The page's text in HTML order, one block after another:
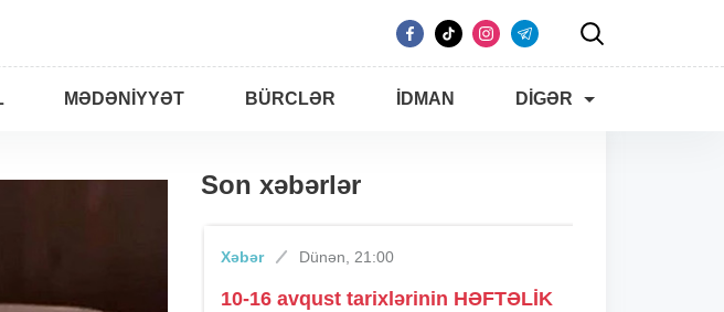
MƏDƏNIYYƏT BÜRCLƏR İDMAN DIGƏR
Son xəbərlər
Xəbər Dünən, 21:00
10-16 avqust tarixlərinin HƏFTƏLİK